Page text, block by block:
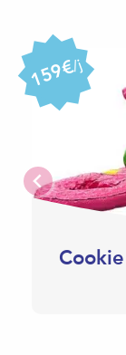
159€/j